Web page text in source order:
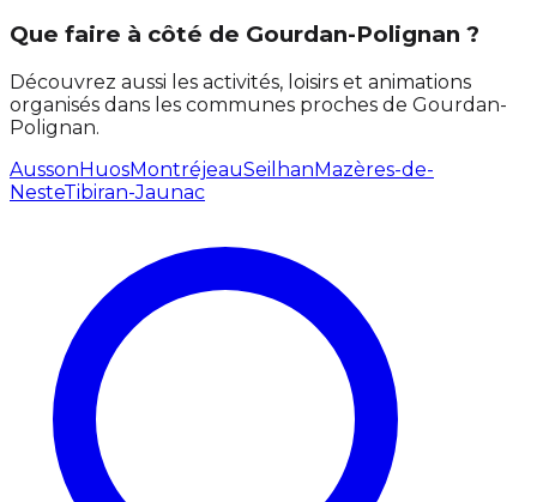
Que faire à côté de Gourdan-Polignan ?
Découvrez aussi les activités, loisirs et animations
organisés dans les communes proches de Gourdan-
Polignan.
AussonHuosMontréjeauSeilhanMazères-de-
NesteTibiran-Jaunac